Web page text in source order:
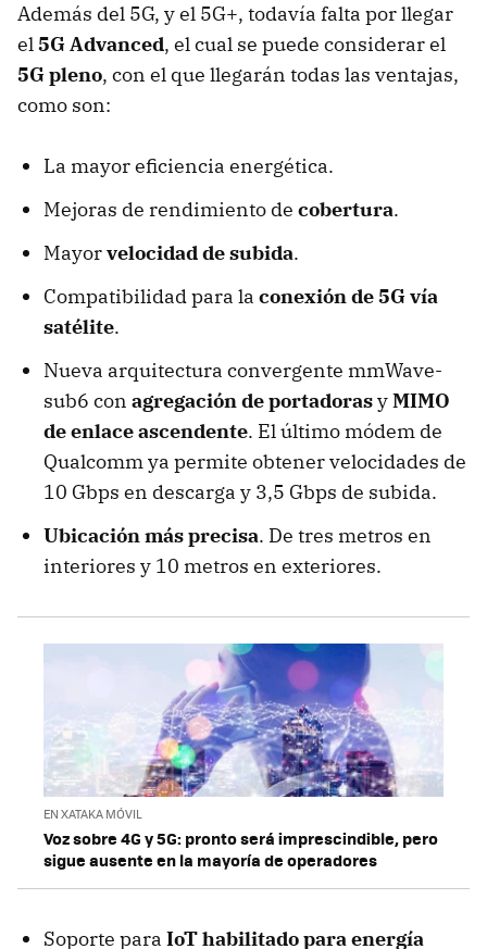
Además del 5G, y el 5G+, todavía falta por llegar
el5G Advanced, el cual se puede considerar el
5G pleno, con el que llegarán todas las ventajas,
como son:
La mayor eficiencia energética.
Mejoras de rendimiento de cobertura.
Mayorvelocidad de subida.
Compatibilidad para la conexión de 5G vía
satélite.
Nueva arquitectura convergente mmWave-
sub6 con agregación de portadorasyMIMO
de enlace ascendente. El último módem de
Qualcomm ya permite obtener velocidades de
10 Gbps en descarga y 3,5 Gbps de subida.
Ubicación más precisa. De tres metros en
interiores y 10 metros en exteriores.
EN XATAKA MÓVIL
Voz sobre 4G y 5G: pronto será imprescindible, pero
sigue ausente en la mayoría de operadores
Soporte para IoT habilitado para energía